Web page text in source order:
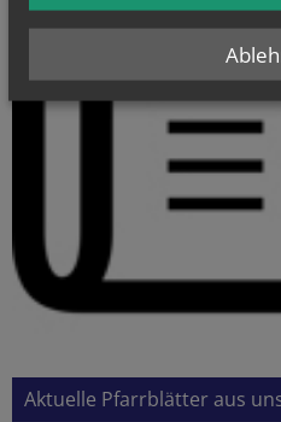
Aktuelle Pfarrblätter aus